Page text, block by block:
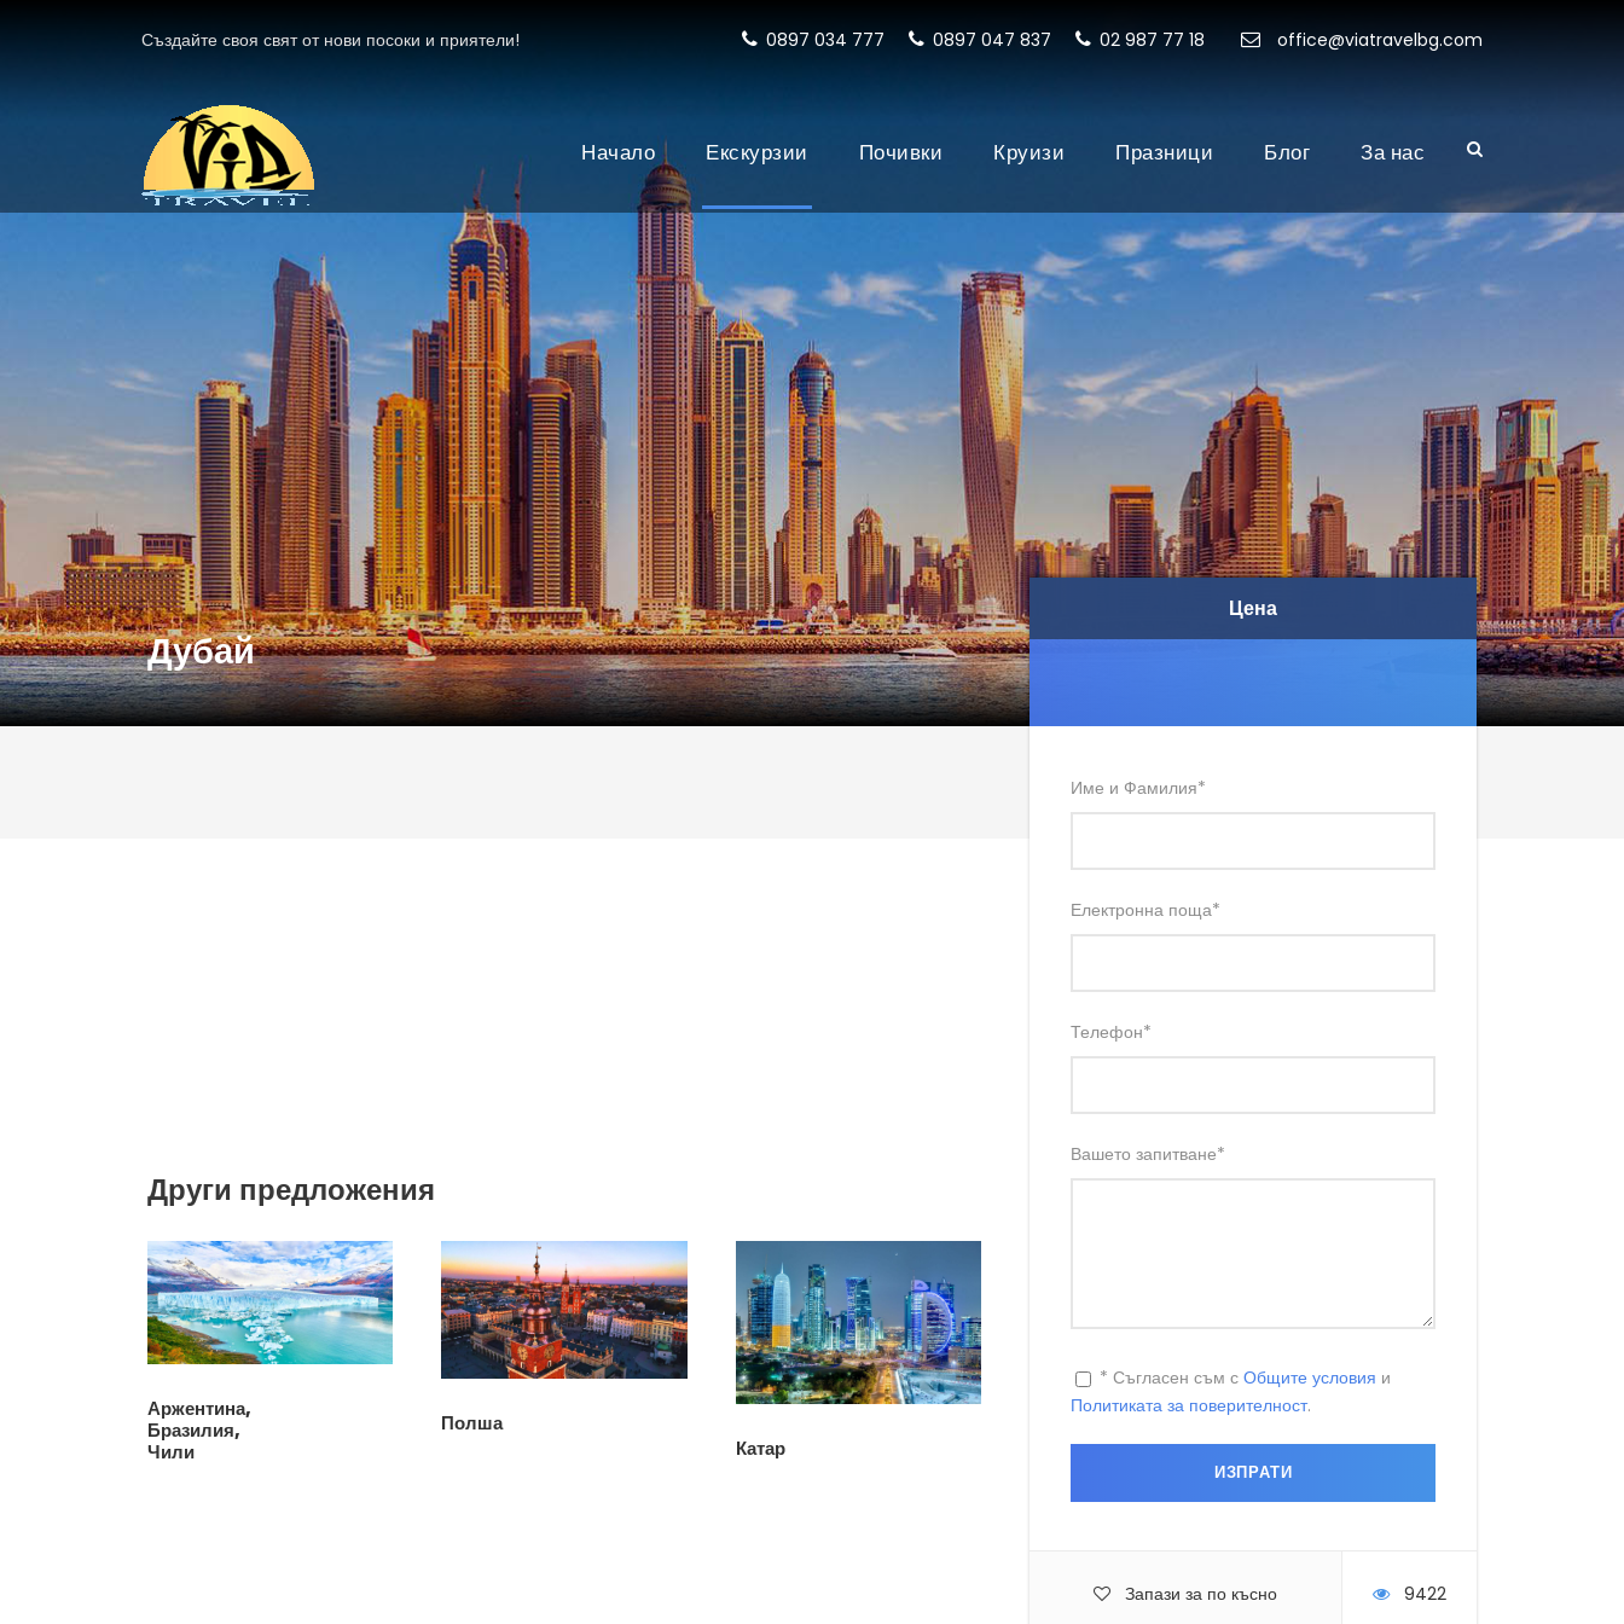
Създайте своя свят от нови посоки и приятели! 0897 034 777 0897 047 837 02 987 77 18 office@viatravelbg.com
Начало Екскурзии Почивки Круизи Празници Блог За нас
Дубай
Цена
Цена
Име и Фамилия*
Електронна поща*
Телефон*
Вашето запитване*
* Съгласен съм с Общите условия и
Политиката за поверителност.
Запази за по късно 9422
Други предложения
Аржентина,
Бразилия,
Чили
Полша
Катар